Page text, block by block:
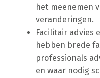
het meenemen
veranderingen.
Facilitair advies
hebben brede
professionals
en waar nodig